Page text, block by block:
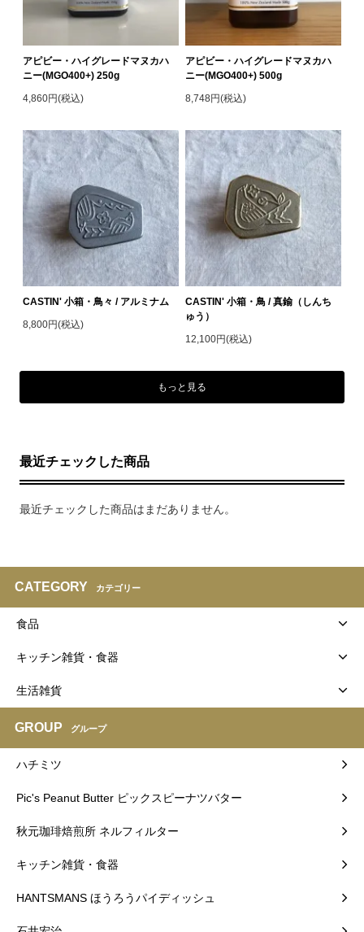
アピビー・ハイグレードマヌカハ
ニー(MGO400+) 250g
4,860円(税込)
アピビー・ハイグレードマヌカハ
ニー(MGO400+) 500g
8,748円(税込)
CASTIN' 小箱・鳥々 / アルミナム
8,800円(税込)
CASTIN' 小箱・鳥 / 真鍮（しんち
ゅう）
12,100円(税込)
もっと見る
最近チェックした商品
最近チェックした商品はまだありません。
CATEGORY カテゴリー
食品
キッチン雑貨・食器
生活雑貨
GROUP グループ
ハチミツ
Pic's Peanut Butter ピックスピーナツバター
秋元珈琲焙煎所 ネルフィルター
キッチン雑貨・食器
HANTSMANS ほうろうパイディッシュ